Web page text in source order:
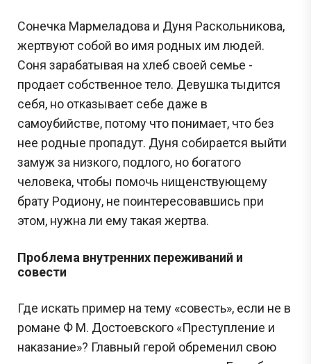
Сонечка Мармеладова и Дуня Раскольникова,
жертвуют собой во имя родных им людей.
Соня зарабатывая на хлеб своей семье -
продает собственное тело. Девушка тыдится
себя, но отказывает себе даже в
самоубийстве, потому что понимает, что без
нее родные пропадут. Дуня собирается выйти
замуж за низкого, подлого, но богатого
человека, чтобы помочь нищенствующему
брату Родиону, не поинтересовавшись при
этом, нужна ли ему такая жертва.
Проблема внутренних переживаний и
совести
Где искать пример на тему «совесть», если не в
романе Ф М. Достоевского «Преступление и
наказание»? Главный герой обременил свою